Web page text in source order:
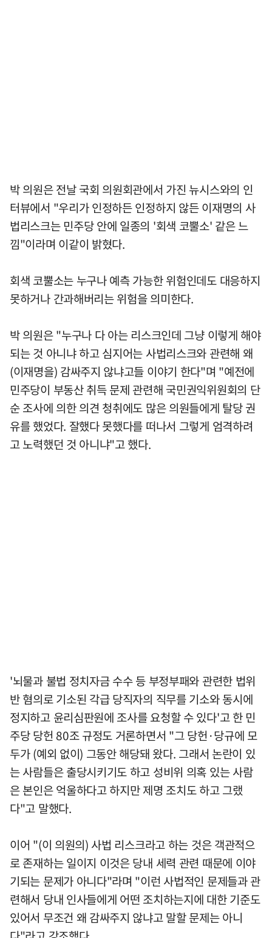
박 의원은 전날 국회 의원회관에서 가진 뉴시스와의 인
터뷰에서 "우리가 인정하든 인정하지 않든 이재명의 사
법리스크는 민주당 안에 일종의 '회색 코뿔소' 같은 느
낌"이라며 이같이 밝혔다.
회색 코뿔소는 누구나 예측 가능한 위험인데도 대응하지
못하거나 간과해버리는 위험을 의미한다.
박 의원은 "누구나 다 아는 리스크인데 그냥 이렇게 해야
되는 것 아니냐 하고 심지어는 사법리스크와 관련해 왜
(이재명을) 감싸주지 않냐고들 이야기 한다"며 "예전에
민주당이 부동산 취득 문제 관련해 국민권익위원회의 단
순 조사에 의한 의견 청취에도 많은 의원들에게 탈당 권
유를 했었다. 잘했다 못했다를 떠나서 그렇게 엄격하려
고 노력했던 것 아니냐"고 했다.
'뇌물과 불법 정치자금 수수 등 부정부패와 관련한 법위
반 혐의로 기소된 각급 당직자의 직무를 기소와 동시에
정지하고 윤리심판원에 조사를 요청할 수 있다'고 한 민
주당 당헌 80조 규정도 거론하면서 "그 당헌·당규에 모
두가 (예외 없이) 그동안 해당돼 왔다. 그래서 논란이 있
는 사람들은 출당시키기도 하고 성비위 의혹 있는 사람
은 본인은 억울하다고 하지만 제명 조치도 하고 그랬
다"고 말했다.
이어 "(이 의원의) 사법 리스크라고 하는 것은 객관적으
로 존재하는 일이지 이것은 당내 세력 관련 때문에 이야
기되는 문제가 아니다"라며 "이런 사법적인 문제들과 관
련해서 당내 인사들에게 어떤 조치하는지에 대한 기준도
있어서 무조건 왜 감싸주지 않냐고 말할 문제는 아니